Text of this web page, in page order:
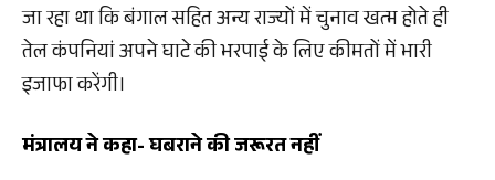
जा रहा था कि बंगाल सहित अन्य राज्यों में चुनाव खत्म होते ही
तेल कंपनियां अपने घाटे की भरपाई के लिए कीमतों में भारी
इजाफा करेंगी।
मंत्रालय ने कहा- घबराने की जरूरत नहीं